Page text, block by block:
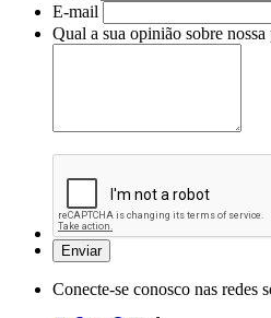
E-mail
Qual a sua opinião sobre nossa
Conecte-se conosco nas redes